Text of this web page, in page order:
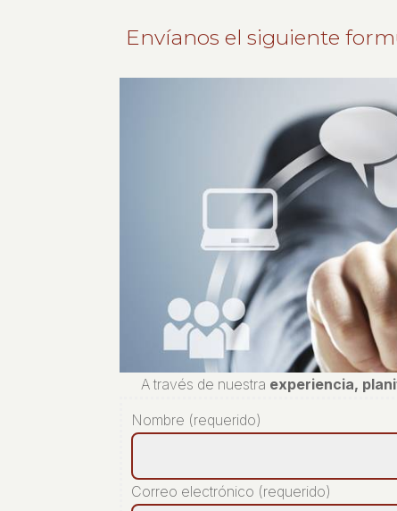
Envíanos el siguiente
A través de nuestra experiencia,
Nombre (requerido)
Correo electrónico (requerido)